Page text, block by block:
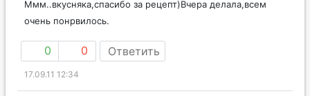
Ммм..вкусняка,спасибо за рецепт)Вчера делала,всем
очень понрвилось.
0 0 Ответить
17.09.11 12:34